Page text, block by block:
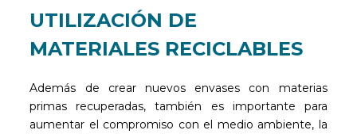
UTILIZACIÓN DE
MATERIALES RECICLABLES
Además de crear nuevos envases con materias
primas recuperadas, también es importante para
aumentar el compromiso con el medio ambiente, la